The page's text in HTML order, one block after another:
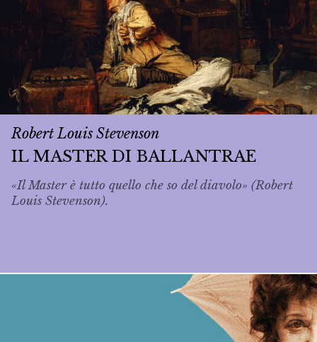
Robert Louis Stevenson
IL MASTER DI BALLANTRAE
«Il Master è tutto quello che so del diavolo» (Robert
Louis Stevenson).